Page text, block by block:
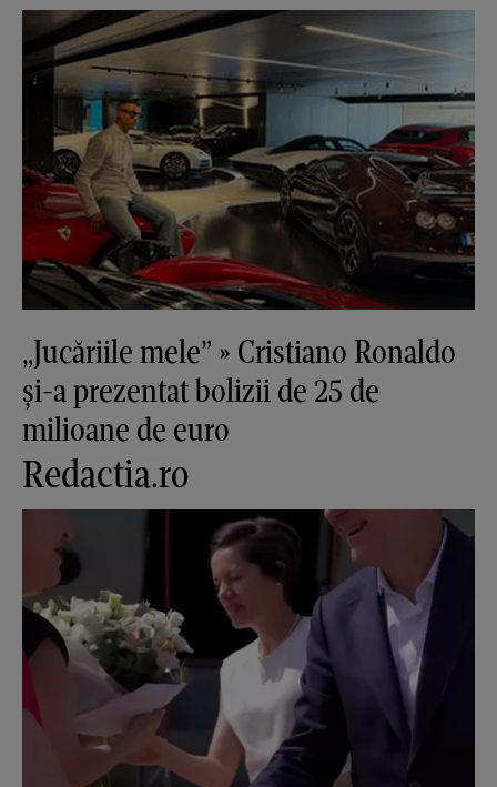
„Jucăriile mele” » Cristiano Ronaldo
și-a prezentat bolizii de 25 de
milioane de euro
Redactia.ro